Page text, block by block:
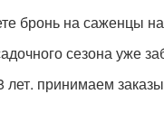
бронь на саженцы
сезона уже
принимаем